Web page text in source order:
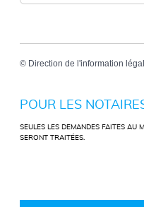
© Direction de l'information
POUR LES
SEULES LES DEMANDES FAITES AU
SERONT TRAITÉES.